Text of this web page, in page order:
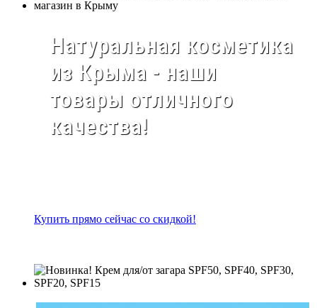
Натуральная косметика
из Крыма - наши
товары отличного
качества!
Купить прямо сейчас со скидкой!